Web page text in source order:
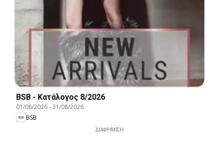
BSB - Kατάλογος 8/2026
01/08/2026-31/08/2026
BSB
ΔΙΑΦΉΜΙΣΗ